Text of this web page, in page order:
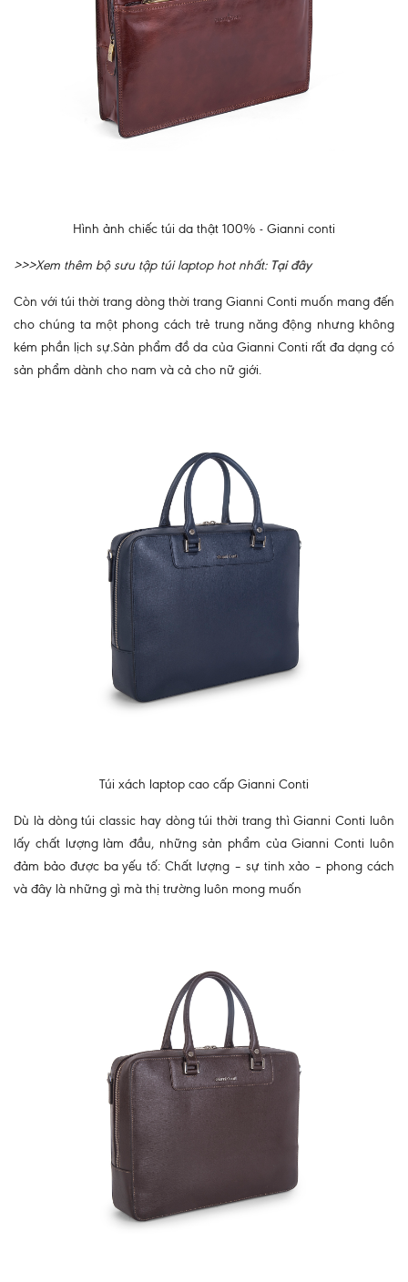
Hình ảnh chiếc túi da thật 100% - Gianni conti
>>>Xem thêm bộ sưu tập túi laptop hot nhất: Tại đây
Còn với túi thời trang dòng thời trang Gianni Conti muốn mang đến
cho chúng ta một phong cách trẻ trung năng động nhưng không
kém phần lịch sự.Sản phẩm đồ da của Gianni Conti rất đa dạng có
sản phẩm dành cho nam và cả cho nữ giới.
Túi xách laptop cao cấp Gianni Conti
Dù là dòng túi classic hay dòng túi thời trang thì Gianni Conti luôn
lấy chất lượng làm đầu, những sản phẩm của Gianni Conti luôn
đảm bảo được ba yếu tố: Chất lượng – sự tinh xảo – phong cách
và đây là những gì mà thị trường luôn mong muốn